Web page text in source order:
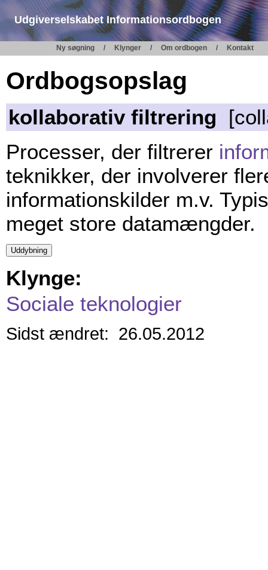
Udgiverselskabet Informationsordbogen
Ny søgning Klynger Om ordbogen Kontakt
Ordbogsopslag
kollaborativ filtrering
Processer, der filtrerer
teknikker, der involverer
informationskilder m.v.
meget store datamængder.
Klynge:
Sociale teknologier
Sidst ændret: 26.05.2012